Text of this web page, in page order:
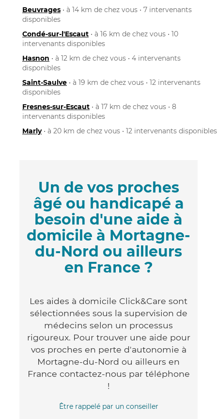
Beuvrages • à 14 km de chez vous • 7 intervenants
disponibles
Condé-sur-l'Escaut • à 16 km de chez vous • 10
intervenants disponibles
Hasnon • à 12 km de chez vous • 4 intervenants
disponibles
Saint-Saulve • à 19 km de chez vous • 12 intervenants
disponibles
Fresnes-sur-Escaut • à 17 km de chez vous • 8
intervenants disponibles
Marly• à 20 km de chez vous • 12 intervenants disponibles
Un de vos proches
âgé ou handicapé a
besoin d'une aide à
domicile à Mortagne-
du-Nord ou ailleurs
en France ?
Les aides à domicile Click&Care sont
sélectionnées sous la supervision de
médecins selon un processus
rigoureux. Pour trouver une aide pour
vos proches en perte d'autonomie à
Mortagne-du-Nord ou ailleurs en
France contactez-nous par téléphone
!
Être rappelé par un conseiller